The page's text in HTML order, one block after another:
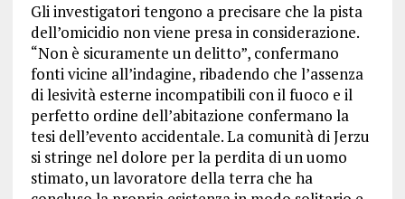
Gli investigatori tengono a precisare che la pista
dell’omicidio non viene presa in considerazione.
“Non è sicuramente un delitto”, confermano
fonti vicine all’indagine, ribadendo che l’assenza
di lesività esterne incompatibili con il fuoco e il
perfetto ordine dell’abitazione confermano la
tesi dell’evento accidentale. La comunità di Jerzu
si stringe nel dolore per la perdita di un uomo
stimato, un lavoratore della terra che ha